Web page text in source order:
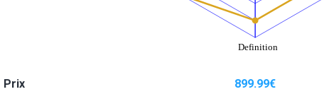
Prix 899.99€